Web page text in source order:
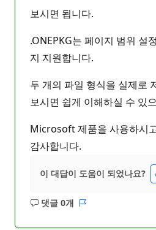
보시면 됩니다.
.ONEPKG는 페이지 범위
지 지원합니다.
두 개의 파일 형식을 실제로
보시면 쉽게 이해하실 수 있
Microsoft 제품을 사용하시
감사합니다.
이 대답이 도움이 되었나요?
댓글 0개
설